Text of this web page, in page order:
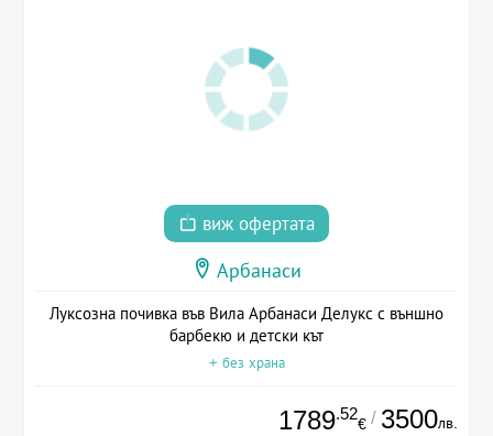
виж офертата
Арбанаси
Луксозна почивка във Вила Арбанаси Делукс с външно
барбекю и детски кът
+ без храна
1789.52
€ / 3500лв.